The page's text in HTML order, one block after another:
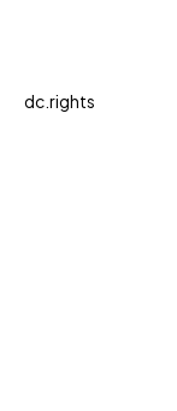
dc.rights